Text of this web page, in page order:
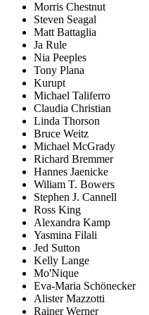
Morris Chestnut
Steven Seagal
Matt Battaglia
Ja Rule
Nia Peeples
Tony Plana
Kurupt
Michael Taliferro
Claudia Christian
Linda Thorson
Bruce Weitz
Michael McGrady
Richard Bremmer
Hannes Jaenicke
Wiliam T. Bowers
Stephen J. Cannell
Ross King
Alexandra Kamp
Yasmina Filali
Jed Sutton
Kelly Lange
Mo'Nique
Eva-Maria Schönecker
Alister Mazzotti
Rainer Werner